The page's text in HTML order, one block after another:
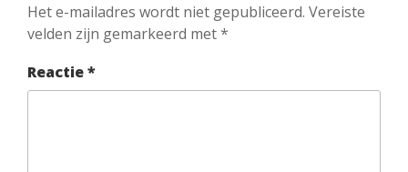
Het e-mailadres wordt niet gepubliceerd. Vereiste
velden zijn gemarkeerd met*
Reactie*